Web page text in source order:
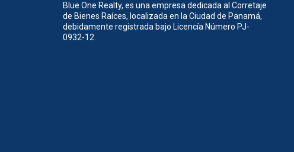
Blue One Realty, es una empresa dedicada al Corretaje
de Bienes Raíces, localizada en la Ciudad de Panamá,
debidamente registrada bajo Licencía Número PJ-
0932-12.